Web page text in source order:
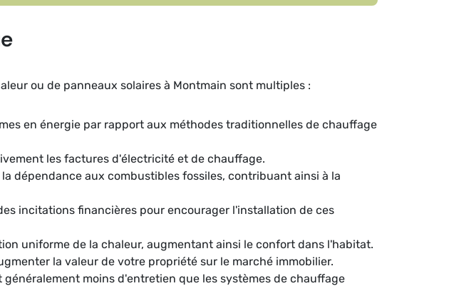
ou de panneaux solaires à Montmain sont multiples :
en énergie par rapport aux méthodes traditionnelles de chauffage
les factures d'électricité et de chauffage.
dépendance aux combustibles fossiles, contribuant ainsi à la
incitations financières pour encourager l'installation de ces
uniforme de la chaleur, augmentant ainsi le confort dans l'habitat.
la valeur de votre propriété sur le marché immobilier.
moins d'entretien que les systèmes de chauffage